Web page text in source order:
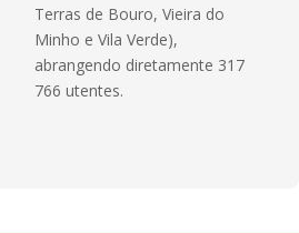
Terras de Bouro, Vieira do
Minho e Vila Verde),
abrangendo diretamente 317
766 utentes.